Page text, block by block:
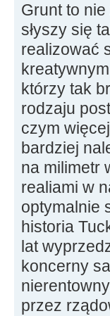
Grunt to
słyszy się
realizować
którzy tak
rodzaju
czym
bardziej
na milimetr
realiami w
optymalnie
historia
lat
koncerny
przez